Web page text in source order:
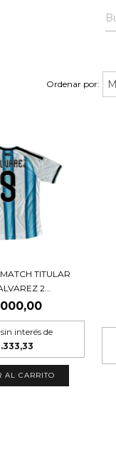
Ordenar por:
TITULAR
2...
interés de
AL CARRITO